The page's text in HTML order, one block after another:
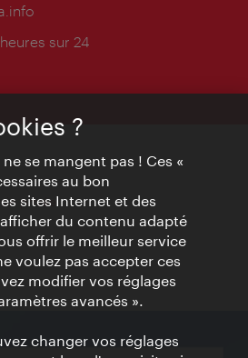
sur 24
privée
?
se mangent pas ! Ces «
au bon
sites Internet et des
du contenu adapté
offrir le meilleur service
voulez pas accepter ces
modifier vos réglages
avancés ».
changer vos réglages